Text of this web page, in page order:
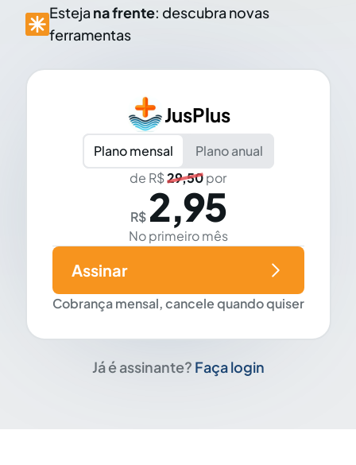
Esteja na frente: descubra novas
ferramentas
JusPlus
Plano mensal
Plano anual
de R$29,50por
R$ 2,95
No primeiro mês
Cobrança mensal, cancele quando quiser
Assinar
Já é assinante? Faça login